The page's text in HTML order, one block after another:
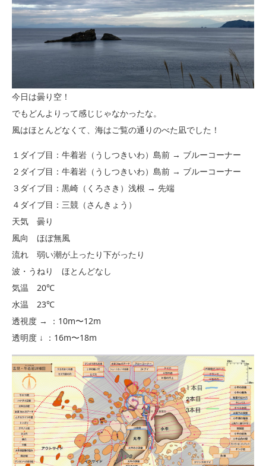
今日は曇り空！
でもどんよりって感じじゃなかったな。
風はほとんどなくて、海はご覧の通りのべた凪でした！
１ダイブ目：牛着岩（うしつきいわ）島前 → ブルーコーナー
２ダイブ目：牛着岩（うしつきいわ）島前 → ブルーコーナー
３ダイブ目：黒崎（くろさき）浅根 → 先端
４ダイブ目：三競（さんきょう）
天気 曇り
風向 ほぼ無風
流れ 弱い潮が上ったり下がったり
波・うねり ほとんどなし
気温 20℃
水温 23℃
透視度 → ：10m〜12m
透明度 ↓ ：16m〜18m